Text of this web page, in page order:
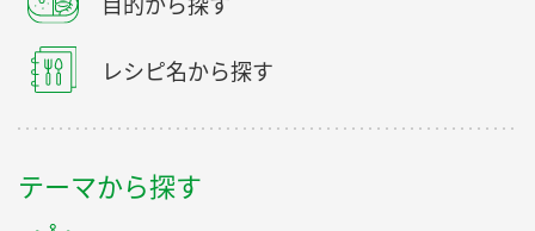
レシピ名から探す
テーマから探す